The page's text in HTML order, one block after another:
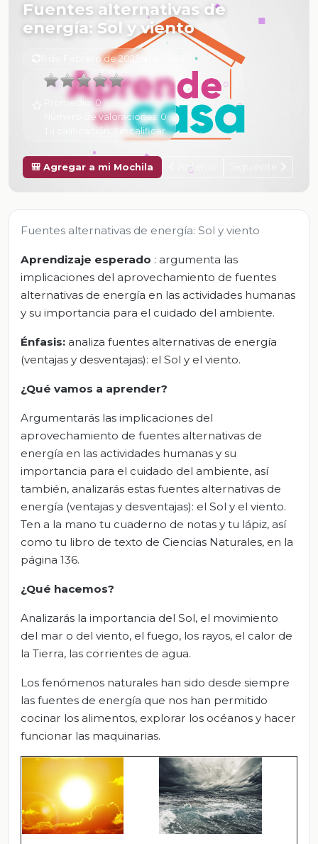
Fuentes alternativas de
energía: Sol y viento
6 de Febrero de 2025 a las 15:49
Promedio:0
Número de valoraciones: 0
Tu calificación: Sin calificar
🎒 Agregar a mi Mochila Anterior
Fuentes alternativas de energía: Sol y viento
Aprendizaje esperado : argumenta las
implicaciones del aprovechamiento de fuentes
alternativas de energía en las actividades humanas
y su importancia para el cuidado del ambiente.
Énfasis: analiza fuentes alternativas de energía
(ventajas y desventajas): el Sol y el viento.
¿Qué vamos a aprender?
Argumentarás las implicaciones del
aprovechamiento de fuentes alternativas de
energía en las actividades humanas y su
importancia para el cuidado del ambiente, así
también, analizarás estas fuentes alternativas de
energía (ventajas y desventajas): el Sol y el viento.
Ten a la mano tu cuaderno de notas y tu lápiz, así
como tu libro de texto de Ciencias Naturales, en la
página 136.
¿Qué hacemos?
Analizarás la importancia del Sol, el movimiento
del mar o del viento, el fuego, los rayos, el calor de
la Tierra, las corrientes de agua.
Los fenómenos naturales han sido desde siempre
las fuentes de energía que nos han permitido
cocinar los alimentos, explorar los océanos y hacer
funcionar las maquinarias.